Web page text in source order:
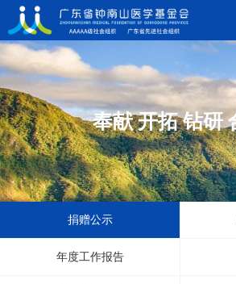
奉献 开拓 钻研
捐赠公示
年度工作报告